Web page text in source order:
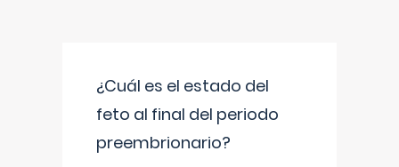
¿Cuál es el estado del
feto al final del periodo
preembrionario?